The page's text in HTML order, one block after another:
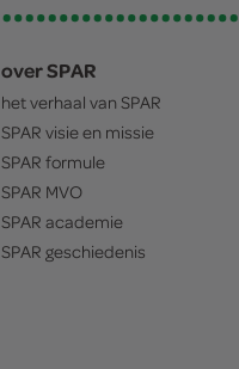
over SPAR
het verhaal van SPAR
SPAR visie en missie
SPAR formule
SPAR MVO
SPAR academie
SPAR geschiedenis